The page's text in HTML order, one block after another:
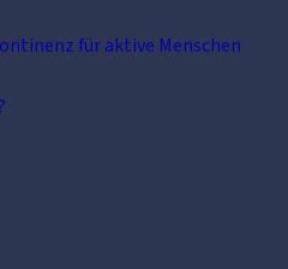
für aktive Menschen